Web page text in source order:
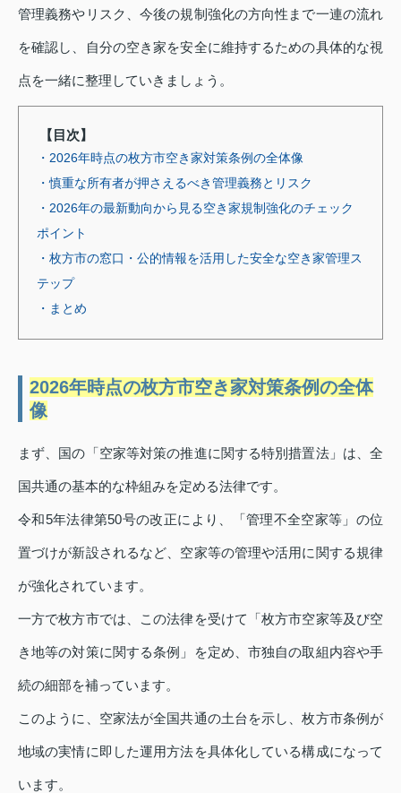
管理義務やリスク、今後の規制強化の方向性まで一連の流れ
を確認し、自分の空き家を安全に維持するための具体的な視
点を一緒に整理していきましょう。
【目次】
・2026年時点の枚方市空き家対策条例の全体像
・慎重な所有者が押さえるべき管理義務とリスク
・2026年の最新動向から見る空き家規制強化のチェック
ポイント
・枚方市の窓口・公的情報を活用した安全な空き家管理ス
テップ
・まとめ
2026年時点の枚方市空き家対策条例の全体
像
まず、国の「空家等対策の推進に関する特別措置法」は、全
国共通の基本的な枠組みを定める法律です。
令和5年法律第50号の改正により、「管理不全空家等」の位
置づけが新設されるなど、空家等の管理や活用に関する規律
が強化されています。
一方で枚方市では、この法律を受けて「枚方市空家等及び空
き地等の対策に関する条例」を定め、市独自の取組内容や手
続の細部を補っています。
このように、空家法が全国共通の土台を示し、枚方市条例が
地域の実情に即した運用方法を具体化している構成になって
います。